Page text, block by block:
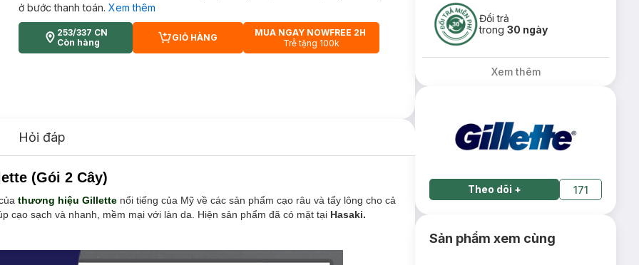
ở bước thanh toán. Xem thêm
253/337 CN
Còn hàng
CART PLUS ICON
GIỎ HÀNG
MUA NGAY NOWFREE 2H
Trễ tặng 100k
Hỏi đáp
(Gói 2 Cây)
thương hiệu Gillette nổi tiếng của Mỹ về các sản phẩm cạo râu và tẩy lông cho cả
cạo sạch và nhanh, mềm mại với làn da. Hiện sản phẩm đã có mặt tại Hasaki.
Đổi trả
trong30 ngày
Xem thêm
Theo dõi + 171
Sản phẩm xem cùng